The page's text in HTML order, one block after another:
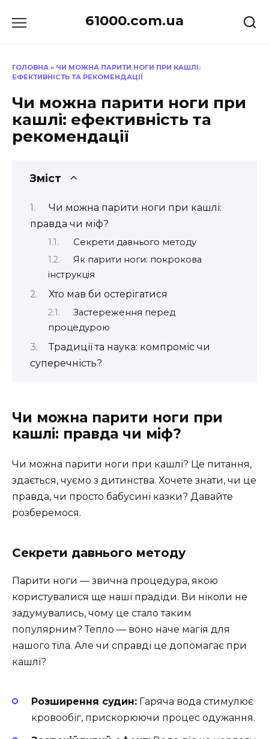
до
61000.com.ua
ГОЛОВНА » ЧИ МОЖНА ПАРИТИ НОГИ ПРИ КАШЛІ:
ЕФЕКТИВНІСТЬ ТА РЕКОМЕНДАЦІЇ
Чи можна парити ноги при
кашлі: ефективність та
рекомендації
Зміст
Чи можна парити ноги при кашлі:
правда чи міф?
Секрети давнього методу
Як парити ноги: покрокова
інструкція
Хто мав би остерігатися
Застереження перед
процедурою
Традиції та наука: компроміс чи
суперечність?
Чи можна парити ноги при
кашлі: правда чи міф?
Чи можна парити ноги при кашлі? Це питання,
здається, чуємо з дитинства. Хочете знати, чи це
правда, чи просто бабусині казки? Давайте
розберемося.
Секрети давнього методу
Парити ноги — звична процедура, якою
користувалися ще наші прадіди. Ви ніколи не
задумувались, чому це стало таким
популярним? Тепло — воно наче магія для
нашого тіла. Але чи справді це допомагає при
кашлі?
Розширення судин: Гаряча вода стимулює
кровообіг, прискорюючи процес одужання.